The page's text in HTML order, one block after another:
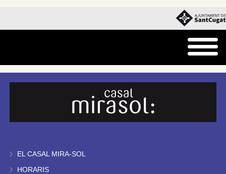
EL CASAL MIRA-SOL
HORARIS